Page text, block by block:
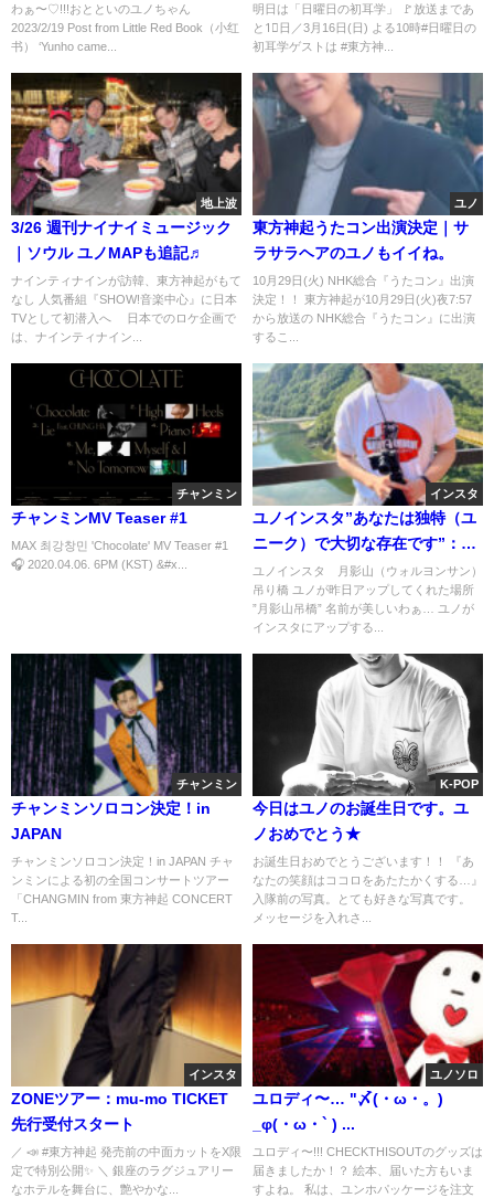
わぁ〜♡!!!おとといのユノちゃん
2023/2/19 Post from Little Red Book（小红
书） ‘Yunho came...
明日は「日曜日の初耳学」 🚩放送まであ
と1⃣日／3月16日(日) よる10時#日曜日の
初耳学ゲストは #東方神...
地上波
3/26 週刊ナイナイミュージック
｜ソウル ユノMAPも追記♬
ナインティナインが訪韓、東方神起がもて
なし 人気番組『SHOW!音楽中心』に日本
TVとして初潜入へ 日本でのロケ企画で
は、ナインティナイン...
ユノ
東方神起うたコン出演決定｜サ
ラサラヘアのユノもイイね。
10月29日(火) NHK総合『うたコン』出演
決定！！ 東方神起が10月29日(火)夜7:57
から放送の NHK総合『うたコン』に出演
するこ...
チャンミン
チャンミンMV Teaser #1
MAX 최강창민 'Chocolate' MV Teaser #1
🎧 2020.04.06. 6PM (KST) &#x...
インスタ
ユノインスタ”あなたは独特（ユ
ニーク）で大切な存在です”：ユ
ノマップ追加
ユノインスタ 月影山（ウォルヨンサン）
吊り橋 ユノが昨日アップしてくれた場所
”月影山吊橋” 名前が美しいわぁ… ユノが
インスタにアップする...
チャンミン
チャンミンソロコン決定！in
JAPAN
チャンミンソロコン決定！in JAPAN チャ
ンミンによる初の全国コンサートツアー
「CHANGMIN from 東方神起 CONCERT
T...
K-POP
今日はユノのお誕生日です。ユ
ノおめでとう★
お誕生日おめでとうございます！！ 『あ
なたの笑顔はココロをあたたかくする…』
入隊前の写真。とても好きな写真です。
メッセージを入れさ...
インスタ
ZONEツアー：mu-mo TICKET
先行受付スタート
／ 📣 #東方神起 発売前の中面カットをX限
定で特別公開✨ ＼ 銀座のラグジュアリー
なホテルを舞台に、艶やかな...
ユノソロ
ユロディ〜… "〆(・ω・。)
_φ(・ω・` ) ...
ユロディ〜!!! CHECKTHISOUTのグッズは
届きましたか！？ 絵本、届いた方もいま
すよね。 私は、ユンホパッケージを注文